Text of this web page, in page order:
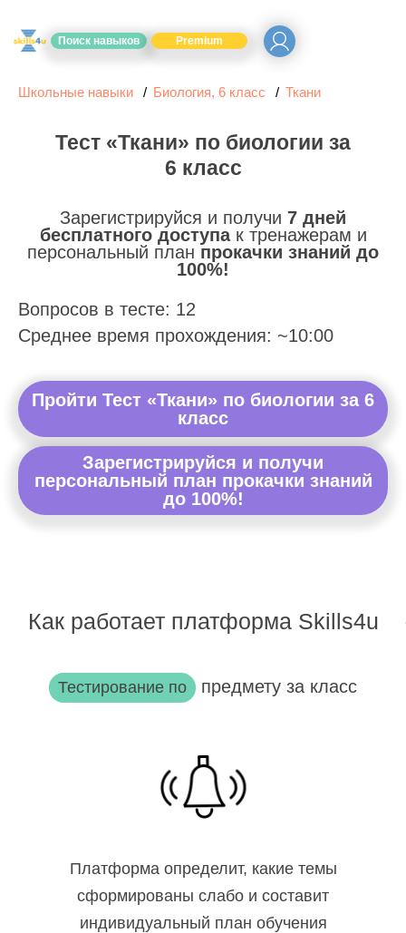
Поиск навыков Premium
Школьные навыки Биология, 6 класс Ткани
Тест «Ткани» по биологии за
6 класс
Зарегистрируйся и получи 7 дней
бесплатного доступак тренажерам и
персональный план прокачки знаний до
100%!
Вопросов в тесте: 12
Среднее время прохождения: ~10:00
Пройти Тест «Ткани» по биологии за 6
класс
Зарегистрируйся и получи
персональный план прокачки знаний
до 100%!
Как работает платформа Skills4u
Тестирование по предмету за класс
Платформа определит, какие темы
сформированы слабо и составит
индивидуальный план обучения